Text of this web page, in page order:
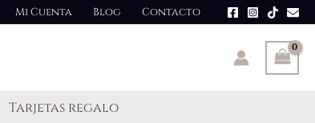
Mi Cuenta Blog Contacto
Tarjetas regalo